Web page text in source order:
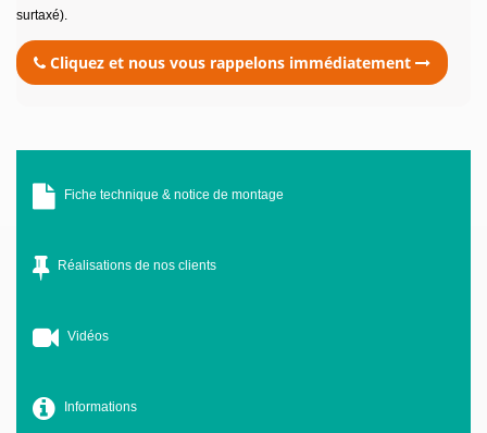
surtaxé).
Cliquez et nous vous rappelons immédiatement
Fiche technique & notice de montage
Réalisations de nos clients
Vidéos
Informations